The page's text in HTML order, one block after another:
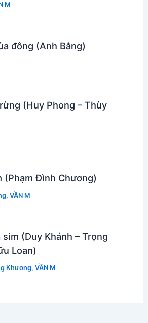
M
đông (Anh Bằng)
(Huy Phong – Thùy
(Phạm Đình Chương)
, VẦN M
(Duy Khánh – Trọng
Loan)
Khương, VẦN M